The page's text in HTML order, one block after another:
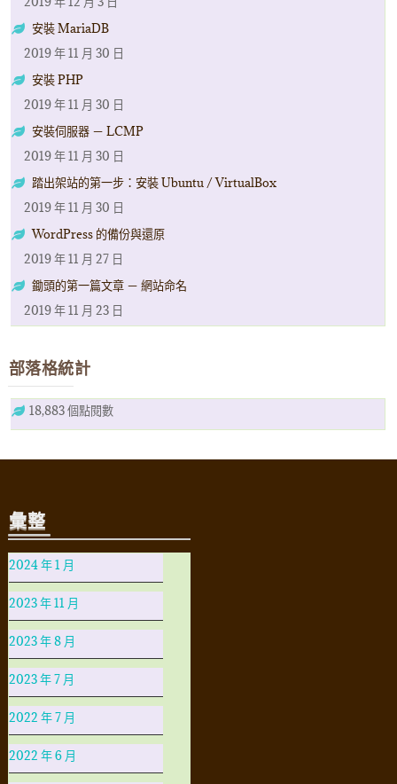
安裝 MariaDB
2019 年 11 月 30 日
安裝 PHP
2019 年 11 月 30 日
安裝伺服器 － LCMP
2019 年 11 月 30 日
踏出架站的第一步：安裝 Ubuntu / VirtualBox
2019 年 11 月 30 日
WordPress 的備份與還原
2019 年 11 月 27 日
鋤頭的第一篇文章 － 網站命名
2019 年 11 月 23 日
部落格統計
18,883 個點閱數
彙整
2024 年 1 月
2023 年 11 月
2023 年 8 月
2023 年 7 月
2022 年 7 月
2022 年 6 月